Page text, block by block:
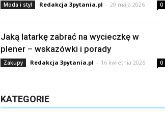
Moda i styl Redakcja 3pytania.pl - 20 maja 2026 0
Jaką latarkę zabrać na wycieczkę w
plener – wskazówki i porady
Zakupy Redakcja 3pytania.pl - 16 kwietnia 2026 0
KATEGORIE